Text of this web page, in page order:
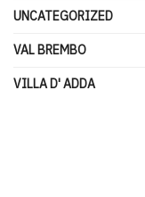
UNCATEGORIZED
VAL BREMBO
VILLA D' ADDA